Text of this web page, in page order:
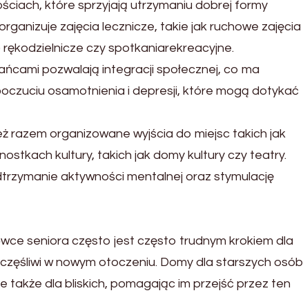
które sprzyjają utrzymaniu dobrej formy
zajęcia lecznicze, takie jak ruchowe zajęcia
czy spotkaniarekreacyjne.
pozwalają integracji społecznej, co ma
osamotnienia i depresji, które mogą dotykać
razem organizowane wyjścia do miejsc takich jak
kultury, takich jak domy kultury czy teatry.
aktywności mentalnej oraz stymulację
seniora często jest często trudnym krokiem dla
w nowym otoczeniu. Domy dla starszych osób
dla bliskich, pomagając im przejść przez ten